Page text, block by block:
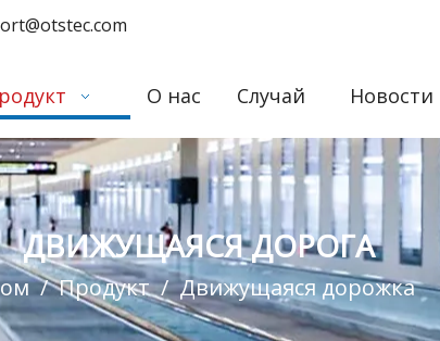
О нас Случай Новости
ДВИЖУЩАЯСЯ ДОРОГА
/Продукт /Движущаяся дорожка